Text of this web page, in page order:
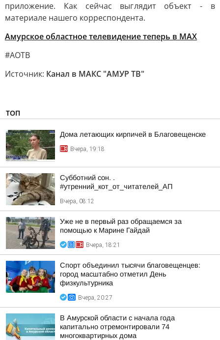
приложение. Как сейчас выглядит объект - в
материале нашего корреспондента.
Амурское областное телевидение теперь в МАХ
#АОТВ
Источник: Канал в МАКС "АМУР ТВ"
ТОП
Дома летающих кирпичей в Благовещенске
Вчера, 19:18
Субботний сон. .
#утренний_кот_от_читателей_АП
Вчера, 08:12
Уже не в первый раз обращаемся за
помощью к Марине Гайдай
Вчера, 18:21
Спорт объединил тысячи благовещенцев:
город масштабно отметил День
физкультурника
Вчера, 20:27
В Амурской области с начала года
капитально отремонтировали 74
многоквартирных дома